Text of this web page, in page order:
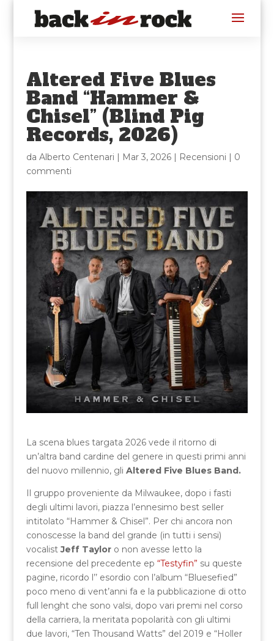
Altered Five Blues
Band “Hammer &
Chisel” (Blind Pig
Records, 2026)
da Alberto Centenari | Mar 3, 2026| Recensioni | 0
commenti
La scena blues targata 2026 vede il ritorno di
un’altra band cardine del genere in questi primi anni
del nuovo millennio, gli Altered Five Blues Band.
Il gruppo proveniente da Milwaukee, dopo i fasti
degli ultimi lavori, piazza l’ennesimo best seller
intitolato “Hammer & Chisel”. Per chi ancora non
conoscesse la band del grande (in tutti i sensi)
vocalistJeff Tayloro non avesse letto la
recensione del precedente ep “Testyfin” su queste
pagine, ricordo l’’ esordio con l’album “Bluesefied”
poco meno di vent’anni fa e la pubblicazione di otto
full lenght che sono valsi, dopo vari premi nel corso
della carriera, la meritata popolarità con gli ultimi
due lavori, “Ten Thousand Watts” del 2019 e “Holler